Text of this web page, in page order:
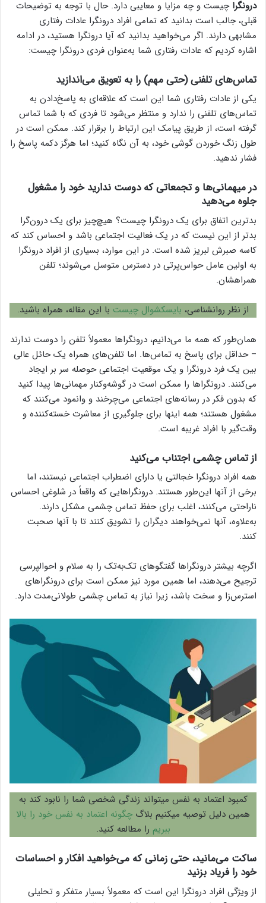
درونگرا چیست و چه مزایا و معایبی دارد. حال با توجه به توضیحات
قبلی، جالب است بدانید که تمامی افراد درونگرا عادات رفتاری
مشابهی دارند. اگر می‌خواهید بدانید که آیا درونگرا هستید، در ادامه
اشاره کردیم که عادات رفتاری شما به‌عنوان فردی درونگرا چیست:
تماس‌های تلفنی (حتی مهم) را به تعویق می‌اندازید
یکی از عادات رفتاری شما این است که علاقه‌ای به پاسخ‌دادن به
تماس‌های تلفنی را ندارد و منتظر می‌شود تا فردی که با شما تماس
گرفته است، از طریق پیامک این ارتباط را برقرار کند. ممکن است در
طول زنگ خوردن گوشی خود، به آن نگاه کنید؛ اما هرگز دکمه پاسخ را
فشار ندهید.
در میهمانی‌ها و تجمعاتی که دوست ندارید خود را مشغول
جلوه می‌دهید
بدترین اتفاق برای یک درونگرا چیست؟ هیچ‌چیز برای یک درون‌گرا
بدتر از این نیست که در یک فعالیت اجتماعی باشد و احساس کند که
کاسه صبرش لبریز شده است. در این موارد، بسیاری از افراد درونگرا
به اولین عامل حواس‌پرتی در دسترس متوسل می‌شوند؛ تلفن
همراهشان.
از نظر روانشناسی، بایسکشوال چیست با این مقاله، همراه باشید.
همان‌طور که همه ما می‌دانیم، درونگراها معمولاً تلفن را دوست ندارند
– حداقل برای پاسخ به تماس‌ها. اما تلفن‌های همراه یک حائل عالی
بین یک فرد درونگرا و یک موقعیت اجتماعی حوصله سر بر ایجاد
می‌کنند. درونگراها را ممکن است در گوشه‌وکنار مهمانی‌ها پیدا کنید
که بدون فکر در رسانه‌های اجتماعی می‌چرخند و وانمود می‌کنند که
مشغول هستند؛ همه اینها برای جلوگیری از معاشرت خسته‌کننده و
وقت‌گیر با افراد غریبه است.
از تماس چشمی اجتناب می‌کنید
همه افراد درونگرا خجالتی یا دارای اضطراب اجتماعی نیستند، اما
برخی از آنها این‌طور هستند. درونگراهایی که واقعاً در شلوغی احساس
ناراحتی می‌کنند، اغلب برای حفظ تماس چشمی مشکل دارند.
به‌علاوه، آنها نمی‌خواهند دیگران را تشویق کنند تا با آنها صحبت
کنند.
اگرچه بیشتر درونگراها گفتگوهای تک‌به‌تک را به سلام و احوالپرسی
ترجیح می‌دهند، اما همین مورد نیز ممکن است برای درونگراهای
استرس‌زا و سخت باشد، زیرا نیاز به تماس چشمی طولانی‌مدت دارد.
کمبود اعتماد به نفس میتواند زندگی شخصی شما را نابود کند به
همین دلیل توصیه میکنیم بلاگ چگونه اعتماد به نفس خود را بالا
ببریم را مطالعه کنید.
ساکت می‌مانید، حتی زمانی که می‌خواهید افکار و احساسات
خود را فریاد بزنید
از ویژگی افراد درونگرا این است که معمولاً بسیار متفکر و تحلیلی